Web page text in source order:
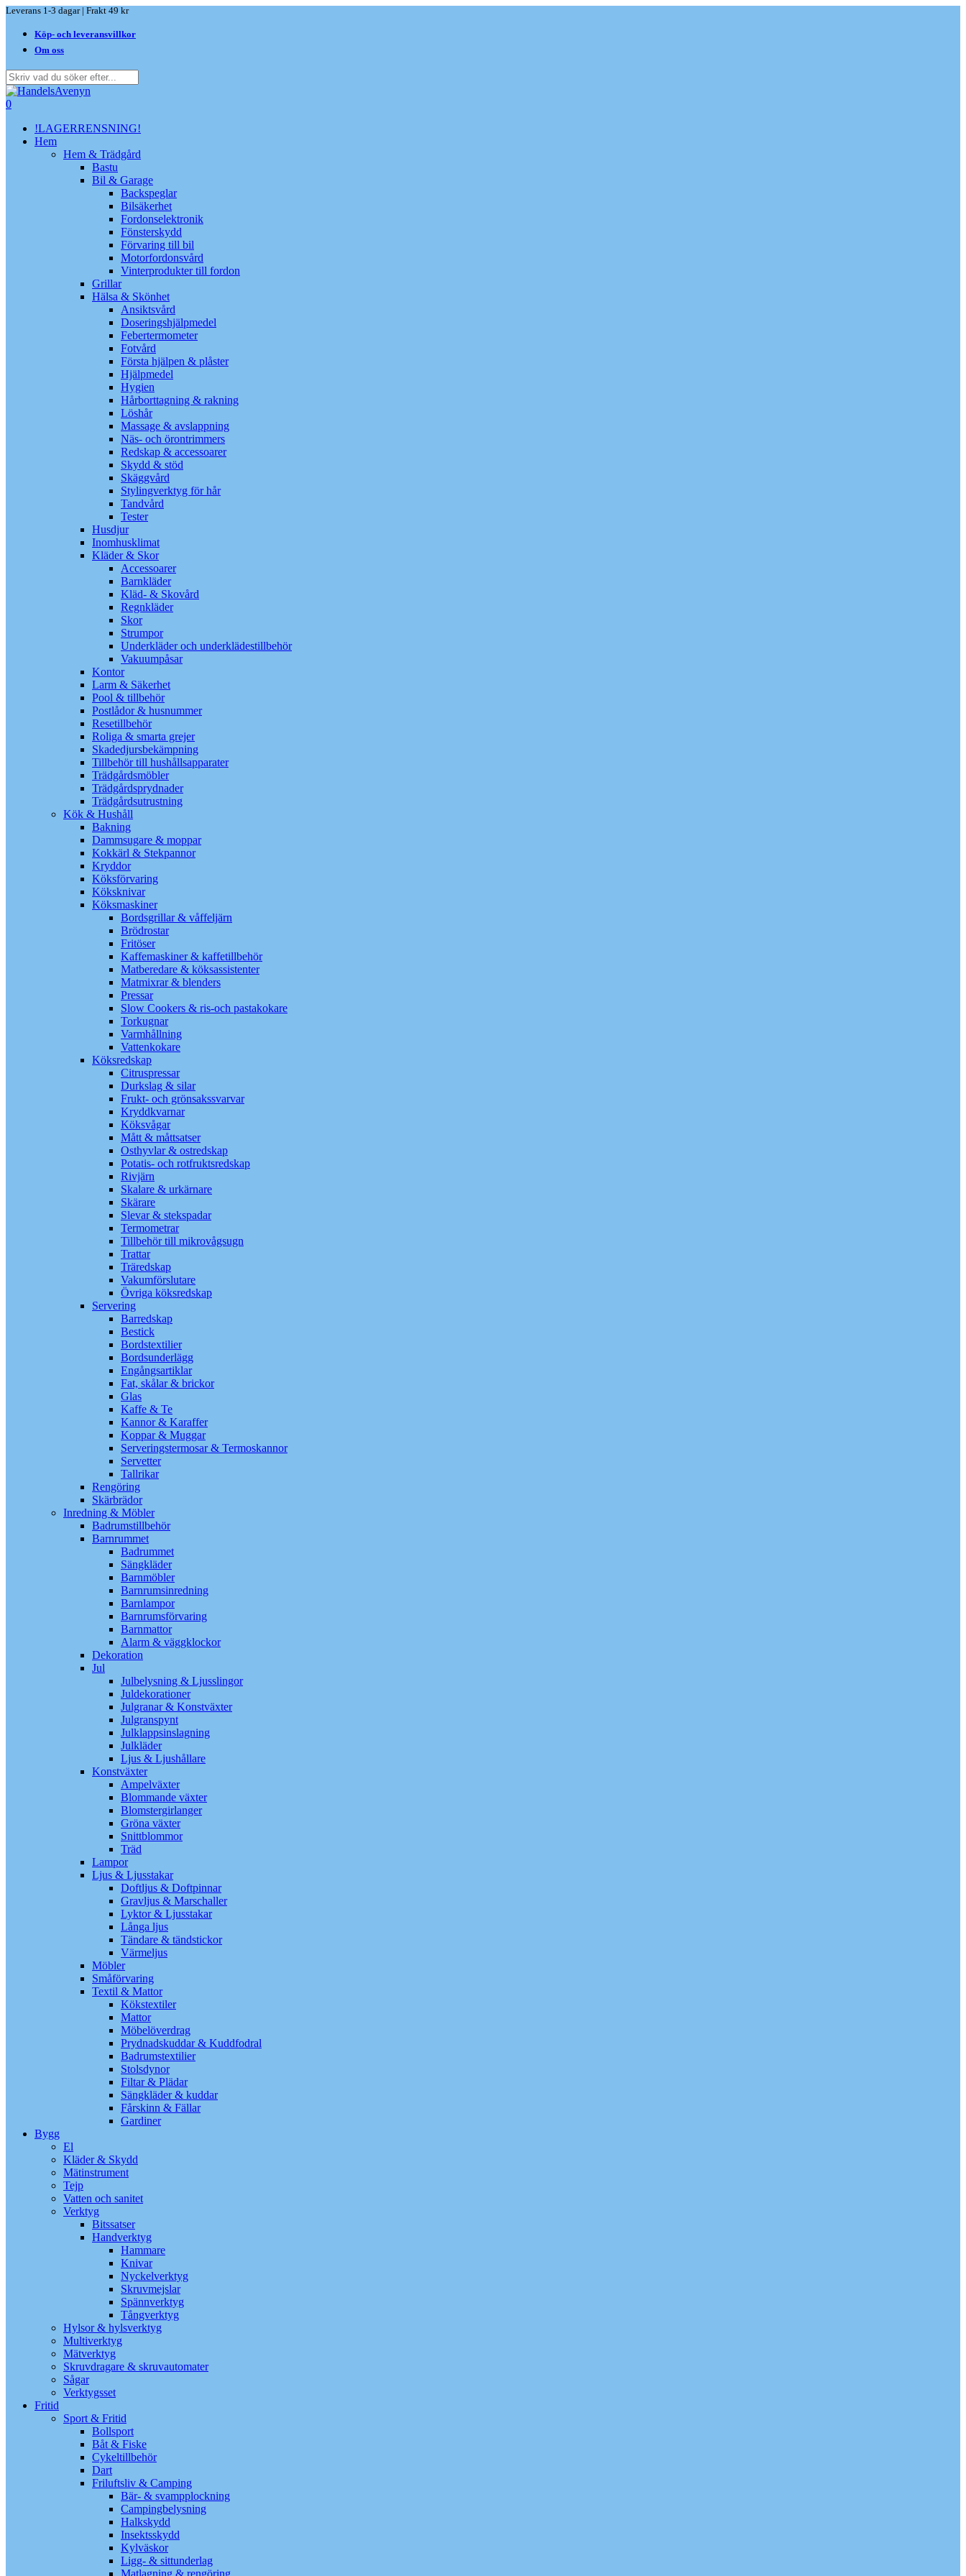
Skip
main
content
Leverans 1-3 dagar | Frakt 49 kr
Köp- och leveransvillkor
Om oss
Close
Search
search
0
!LAGERRENSNING!
Hem
Hem & Trädgård
Bastu
Bil & Garage
Backspeglar
Bilsäkerhet
Fordonselektronik
Fönsterskydd
Förvaring till bil
Motorfordonsvård
Vinterprodukter till fordon
Grillar
Hälsa & Skönhet
Ansiktsvård
Doseringshjälpmedel
Febertermometer
Fotvård
Första hjälpen & plåster
Hjälpmedel
Hygien
Hårborttagning & rakning
Löshår
Massage & avslappning
Näs- och örontrimmers
Redskap & accessoarer
Skydd & stöd
Skäggvård
Stylingverktyg för hår
Tandvård
Tester
Husdjur
Inomhusklimat
Kläder & Skor
Accessoarer
Barnkläder
Kläd- & Skovård
Regnkläder
Skor
Strumpor
Underkläder och underklädestillbehör
Vakuumpåsar
Kontor
Larm & Säkerhet
Pool & tillbehör
Postlådor & husnummer
Resetillbehör
Roliga & smarta grejer
Skadedjursbekämpning
Tillbehör till hushållsapparater
Trädgårdsmöbler
Trädgårdsprydnader
Trädgårdsutrustning
Kök & Hushåll
Bakning
Dammsugare & moppar
Kokkärl & Stekpannor
Kryddor
Köksförvaring
Köksknivar
Köksmaskiner
Bordsgrillar & våffeljärn
Brödrostar
Fritöser
Kaffemaskiner & kaffetillbehör
Matberedare & köksassistenter
Matmixrar & blenders
Pressar
Slow Cookers & ris-och pastakokare
Torkugnar
Varmhållning
Vattenkokare
Köksredskap
Citruspressar
Durkslag & silar
Frukt- och grönsakssvarvar
Kryddkvarnar
Köksvågar
Mått & måttsatser
Osthyvlar & ostredskap
Potatis- och rotfruktsredskap
Rivjärn
Skalare & urkärnare
Skärare
Slevar & stekspadar
Termometrar
Tillbehör till mikrovågsugn
Trattar
Träredskap
Vakumförslutare
Övriga köksredskap
Servering
Barredskap
Bestick
Bordstextilier
Bordsunderlägg
Engångsartiklar
Fat, skålar & brickor
Glas
Kaffe & Te
Kannor & Karaffer
Koppar & Muggar
Serveringstermosar & Termoskannor
Servetter
Tallrikar
Rengöring
Skärbrädor
Inredning & Möbler
Badrumstillbehör
Barnrummet
Badrummet
Sängkläder
Barnmöbler
Barnrumsinredning
Barnlampor
Barnrumsförvaring
Barnmattor
Alarm & väggklockor
Dekoration
Jul
Julbelysning & Ljusslingor
Juldekorationer
Julgranar & Konstväxter
Julgranspynt
Julklappsinslagning
Julkläder
Ljus & Ljushållare
Konstväxter
Ampelväxter
Blommande växter
Blomstergirlanger
Gröna växter
Snittblommor
Träd
Lampor
Ljus & Ljusstakar
Doftljus & Doftpinnar
Gravljus & Marschaller
Lyktor & Ljusstakar
Långa ljus
Tändare & tändstickor
Värmeljus
Möbler
Småförvaring
Textil & Mattor
Kökstextiler
Mattor
Möbelöverdrag
Prydnadskuddar & Kuddfodral
Badrumstextilier
Stolsdynor
Filtar & Plädar
Sängkläder & kuddar
Fårskinn & Fällar
Gardiner
Bygg
El
Kläder & Skydd
Mätinstrument
Tejp
Vatten och sanitet
Verktyg
Bitssatser
Handverktyg
Hammare
Knivar
Nyckelverktyg
Skruvmejslar
Spännverktyg
Tångverktyg
Hylsor & hylsverktyg
Multiverktyg
Mätverktyg
Skruvdragare & skruvautomater
Sågar
Verktygsset
Fritid
Sport & Fritid
Bollsport
Båt & Fiske
Cykeltillbehör
Dart
Friluftsliv & Camping
Bär- & svampplockning
Campingbelysning
Halkskydd
Insektsskydd
Kylväskor
Ligg- & sittunderlag
Matlagning & rengöring